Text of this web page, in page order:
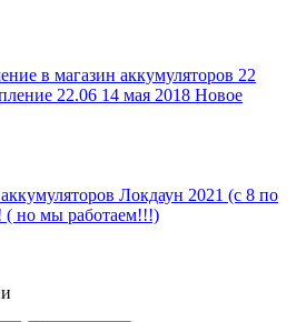
в магазин аккумуляторов 22
22.06 14 мая 2018 Новое
Локдаун 2021 (с 8 по
но мы работаем!!!)